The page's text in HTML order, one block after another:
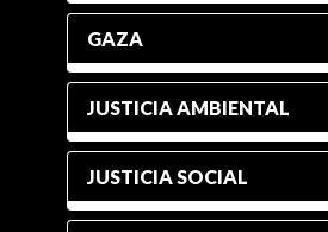
GAZA
JUSTICIA AMBIENTAL
JUSTICIA SOCIAL